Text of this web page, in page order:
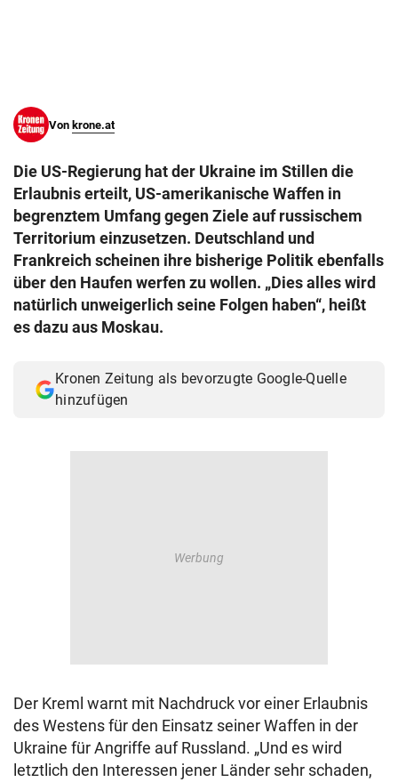
Von krone.at
Die US-Regierung hat der Ukraine im Stillen die
Erlaubnis erteilt, US-amerikanische Waffen in
begrenztem Umfang gegen Ziele auf russischem
Territorium einzusetzen. Deutschland und
Frankreich scheinen ihre bisherige Politik ebenfalls
über den Haufen werfen zu wollen. „Dies alles wird
natürlich unweigerlich seine Folgen haben“, heißt
es dazu aus Moskau.
Kronen Zeitung als bevorzugte Google-Quelle
hinzufügen
Der Kreml warnt mit Nachdruck vor einer Erlaubnis
des Westens für den Einsatz seiner Waffen in der
Ukraine für Angriffe auf Russland. „Und es wird
letztlich den Interessen jener Länder sehr schaden,